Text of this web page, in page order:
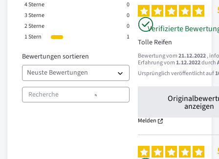
4Sterne
0
3Sterne
0
2Sterne
0
1Stern 1
Bewertungen sortieren
Verifizierte
Tolle Reifen
Bewertung vom21.12.2022,
Erfahrung vom1.12.2022durch
Ursprünglich veröffentlicht auf
anzeigen
Melden